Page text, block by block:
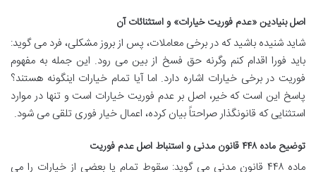
اصل بنیادین «عدم فوریت خیارات» و استثنائات آن
شاید شنیده باشید که در برخی معاملات، پس از بروز مشکلی، فرد می گوید:
باید فورا اقدام کنم وگرنه حق فسخ از بین می رود. این جمله به مفهوم
فوریت در برخی خیارات اشاره دارد. اما آیا تمام خیارات اینگونه هستند؟
پاسخ این است که خیر، اصل بر عدم فوریت خیارات است و تنها در موارد
استثنایی که قانونگذار صراحتاً بیان کرده، اعمال خیار فوری تلقی می شود.
توضیح ماده ۴۴۸ قانون مدنی و استنباط اصل عدم فوریت
ماده ۴۴۸ قانون مدنی می گوید: سقوط تمام یا بعضی از خیارات را می